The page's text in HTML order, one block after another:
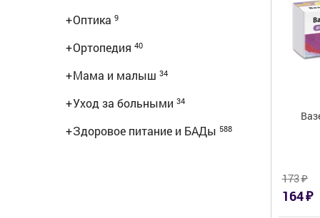
+Оптика 9
+Ортопедия 40
+Мама и малыш 34
+Уход за больными 34
+Здоровое питание и БАДы 588
173₽
164₽